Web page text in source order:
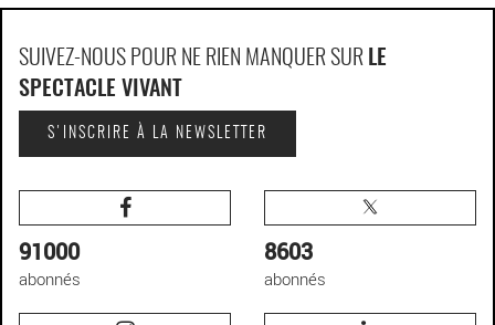
SUIVEZ-NOUS POUR NE RIEN MANQUER SUR LE
SPECTACLE VIVANT
S'INSCRIRE À LA NEWSLETTER
91000
abonnés
8603
abonnés